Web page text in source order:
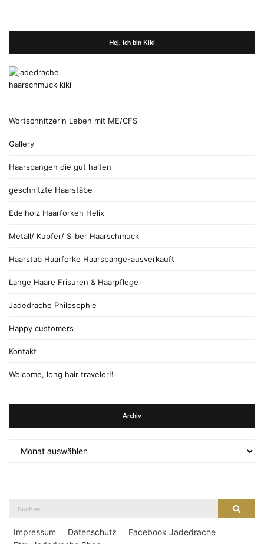
Hej, ich bin Kiki
Wortschnitzerin Leben mit ME/CFS
Gallery
Haarspangen die gut halten
geschnitzte Haarstäbe
Edelholz Haarforken Helix
Metall/ Kupfer/ Silber Haarschmuck
Haarstab Haarforke Haarspange-ausverkauft
Lange Haare Frisuren & Haarpflege
Jadedrache Philosophie
Happy customers
Kontakt
Welcome, long hair traveler!!
Archiv
Impressum Datenschutz
Facebook Jadedrache